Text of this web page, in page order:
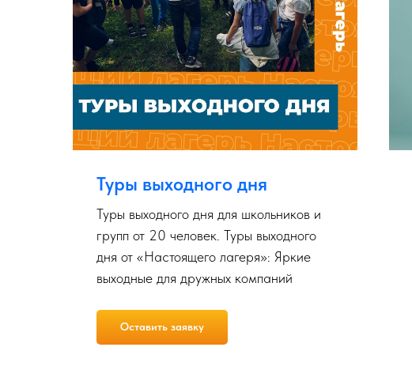
Туры выходного дня
Туры выходного дня для школьников и
групп от 20 человек. Туры выходного
дня от «Настоящего лагеря»: Яркие
выходные для дружных компаний
Оставить заявку